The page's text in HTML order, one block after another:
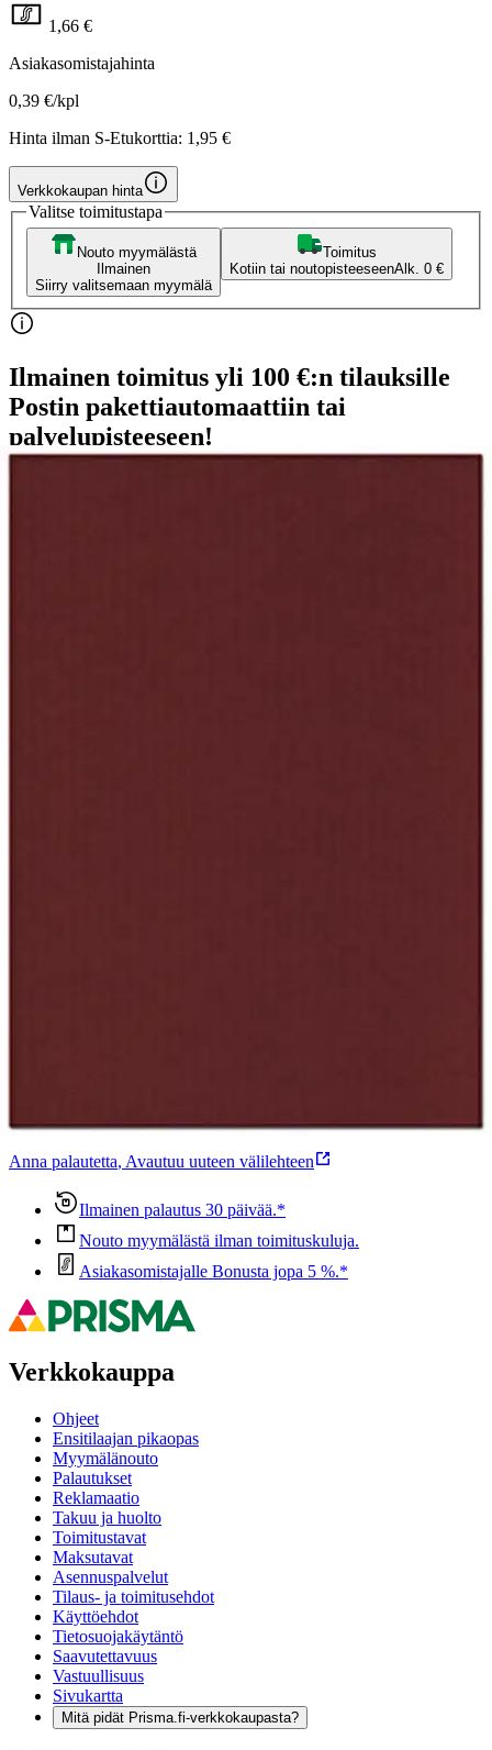
1,66 €
Asiakasomistajahinta
0,39 €/kpl
Hinta ilman S-Etukorttia: 1,95 €
Verkkokaupan hinta
Valitse toimitustapa
Nouto myymälästä
Ilmainen
Siirry valitsemaan myymälä
Toimitus
Kotiin tai noutopisteeseenAlk. 0 €
Ilmainen toimitus yli 100 €:n tilauksille
Postin pakettiautomaattiin tai
palvelupisteeseen!
voisi muuten parantaa, anna palautetta.
Anna palautetta, Avautuu uuteen välilehteen
Ilmainen palautus 30 päivää.*
Nouto myymälästä ilman toimituskuluja.
Asiakasomistajalle Bonusta jopa 5 %.*
Verkkokauppa
Ohjeet
Ensitilaajan pikaopas
Myymälänouto
Palautukset
Reklamaatio
Takuu ja huolto
Toimitustavat
Maksutavat
Asennuspalvelut
Tilaus- ja toimitusehdot
Käyttöehdot
Tietosuojakäytäntö
Saavutettavuus
Vastuullisuus
Sivukartta
Mitä pidät Prisma.fi-verkkokaupasta?